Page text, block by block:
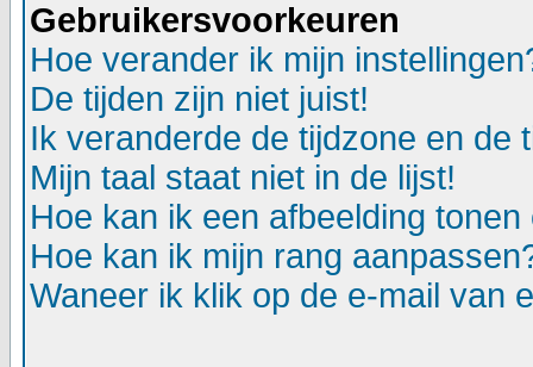
Gebruikersvoorkeuren
Hoe verander ik mijn
De tijden zijn niet juist!
Ik veranderde de tijdzone en de
Mijn taal staat niet in de lijst!
Hoe kan ik een afbeelding
Hoe kan ik mijn rang
Waneer ik klik op de e-mail van